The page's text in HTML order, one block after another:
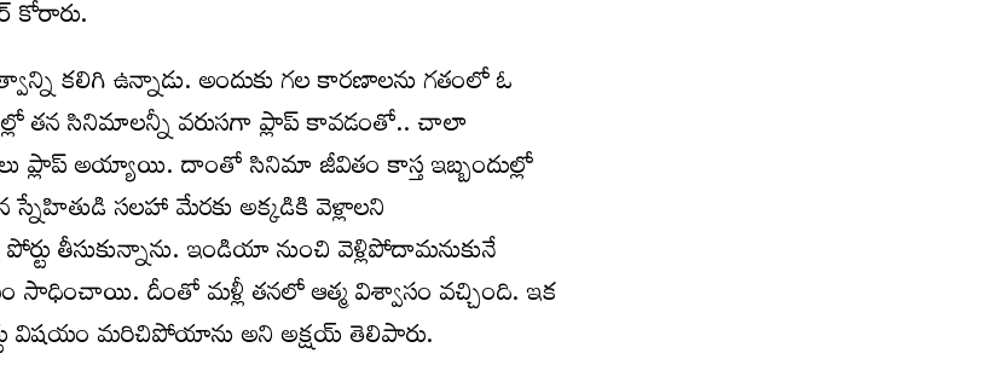
కోరారు.
క‌లిగి ఉన్నాడు. అందుకు గ‌ల కార‌ణాల‌ను గ‌తంలో ఓ
త‌న సినిమాల‌న్నీ వ‌రుస‌గా ప్లాప్ కావ‌డంతో.. చాలా
ప్లాప్ అయ్యాయి. దాంతో సినిమా జీవితం కాస్త ఇబ్బందుల్లో
స‌ల‌హా మేర‌కు అక్క‌డికి వెళ్లాల‌ని
తీసుకున్నాను. ఇండియా నుంచి వెళ్లిపోదామ‌నుకునే
దీంతో మ‌ళ్లీ త‌న‌లో ఆత్మ విశ్వాసం వ‌చ్చింది. ఇక
విష‌యం మ‌రిచిపోయాను అని అక్ష‌య్ తెలిపారు.